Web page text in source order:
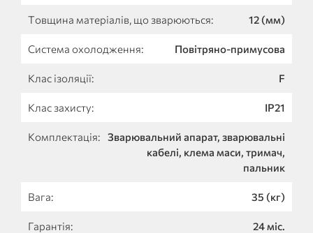
Товщина матеріалів, що зварюються: 12 (мм)
Система охолодження: Повітряно-примусова
Клас ізоляції: F
Клас захисту: IP21
Комплектація:
Зварювальний апарат, зварювальні
кабелі, клема маси, тримач,
пальник
Вага: 35 (кг)
Гарантія: 24 міс.